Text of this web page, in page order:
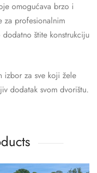
omogućava brzo i
za profesionalnim
dodatno štite konstrukciju
izbor za sve koji žele
dodatak svom dvorištu.